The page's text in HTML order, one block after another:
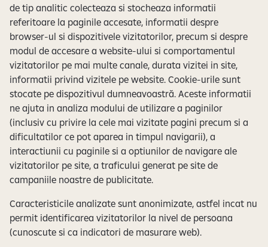
de tip analitic colecteaza si stocheaza informatii
referitoare la paginile accesate, informatii despre
browser-ul si dispozitivele vizitatorilor, precum si despre
modul de accesare a website-ului si comportamentul
vizitatorilor pe mai multe canale, durata vizitei in site,
informatii privind vizitele pe website. Cookie-urile sunt
stocate pe dispozitivul dumneavoastră. Aceste informatii
ne ajuta in analiza modului de utilizare a paginilor
(inclusiv cu privire la cele mai vizitate pagini precum si a
dificultatilor ce pot aparea in timpul navigarii), a
interactiunii cu paginile si a optiunilor de navigare ale
vizitatorilor pe site, a traficului generat pe site de
campaniile noastre de publicitate.
Caracteristicile analizate sunt anonimizate, astfel incat nu
permit identificarea vizitatorilor la nivel de persoana
(cunoscute si ca indicatori de masurare web).